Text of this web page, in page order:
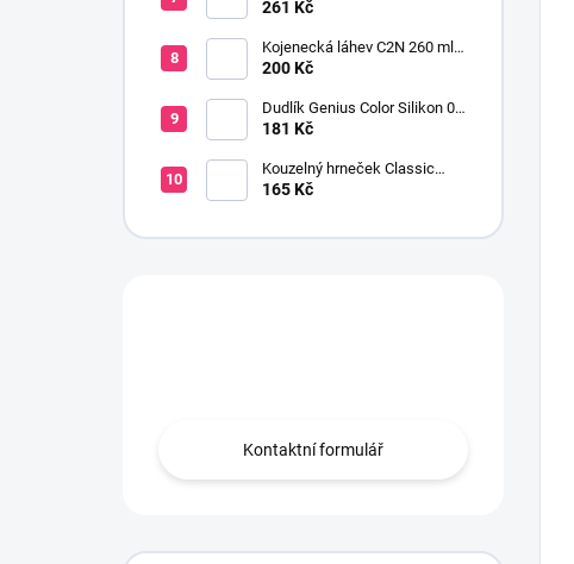
OPTIONS+ 150 ml
261 Kč
Kojenecká láhev C2N 260 ml
se savičkou s pomalým
200 Kč
Dudlík Genius Color Silikon 0-
6 m 2 ks šedá
181 Kč
Kouzelný hrneček Classic
Avent 200 ml kluk
165 Kč
Kontaktní formulář